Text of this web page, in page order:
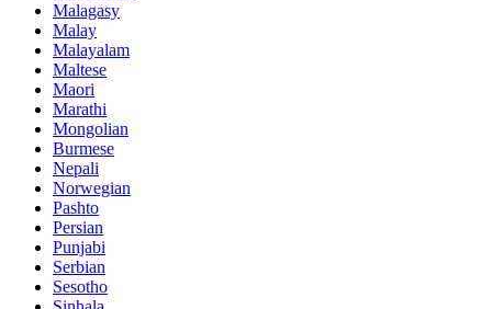
Malagasy
Malay
Malayalam
Maltese
Maori
Marathi
Mongolian
Burmese
Nepali
Norwegian
Pashto
Persian
Punjabi
Serbian
Sesotho